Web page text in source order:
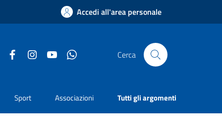
Accedi all'area personale
Facebook InstagramYouTube Cerca
Sport Associazioni Tutti gli argomenti